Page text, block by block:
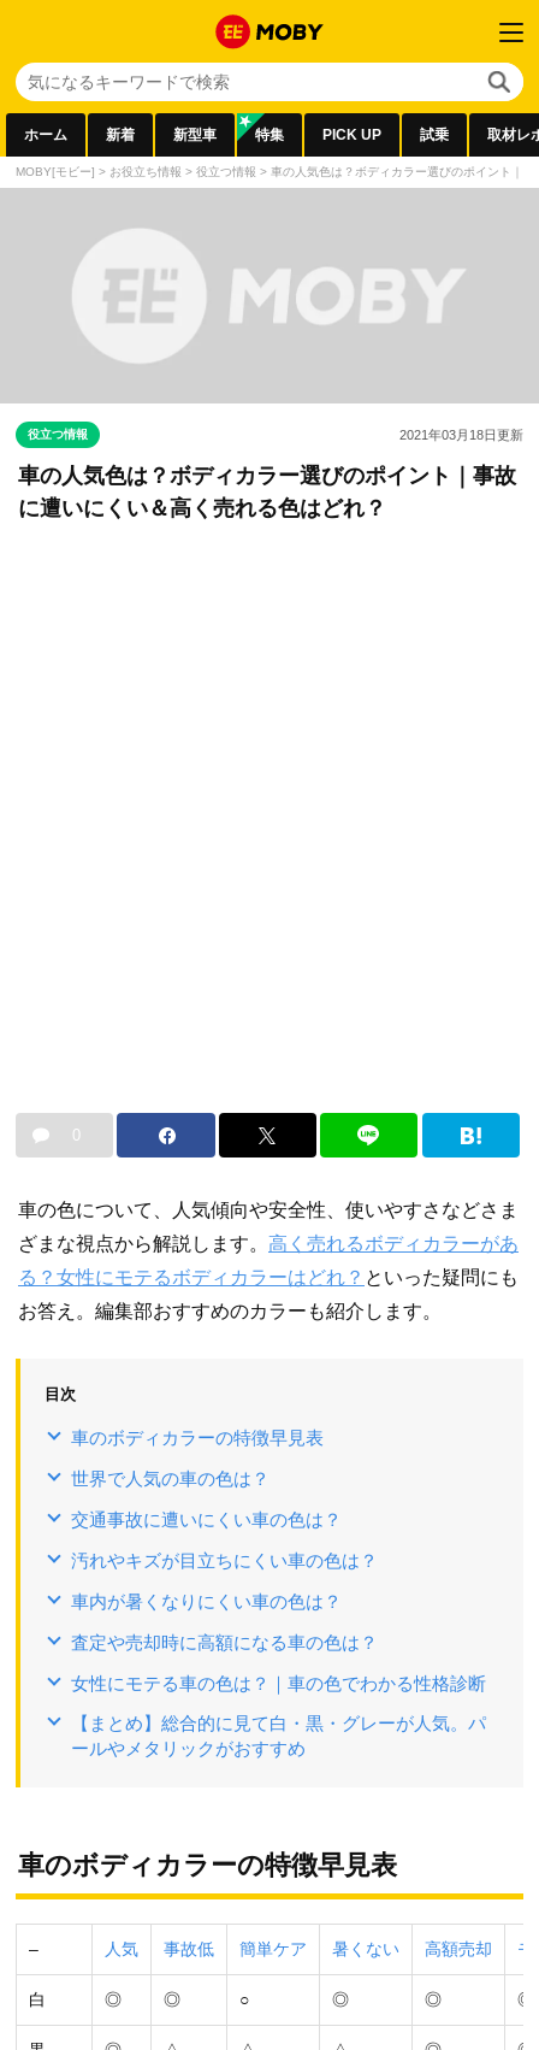
ホーム 新着 新型車 特集 PICK UP 試乗 取材レ
MOBY[モビー] > お役立ち情報 > 役立つ情報 > 車の人気色は？ボディカラー選びのポイント｜
役立つ情報 2021年03月18日更新
車の人気色は？ボディカラー選びのポイント｜事故
に遭いにくい＆高く売れる色はどれ？
0
車の色について、人気傾向や安全性、使いやすさなどさま
ざまな視点から解説します。 高く売れるボディカラーがあ
る？ 女性にモテるボディカラーはどれ？ といった疑問にも
お答え。編集部おすすめのカラーも紹介します。
目次
車のボディカラーの特徴早見表
世界で人気の車の色は？
交通事故に遭いにくい車の色は？
汚れやキズが目立ちにくい車の色は？
車内が暑くなりにくい車の色は？
査定や売却時に高額になる車の色は？
女性にモテる車の色は？｜車の色でわかる性格診断
【まとめ】総合的に見て白・黒・グレーが人気。パ
ールやメタリックがおすすめ
車のボディカラーの特徴早見表
– 人気 事故低 簡単ケア 暑くない 高額売却 モ
白 ◎ ◎ ○ ◎ ◎ ◎